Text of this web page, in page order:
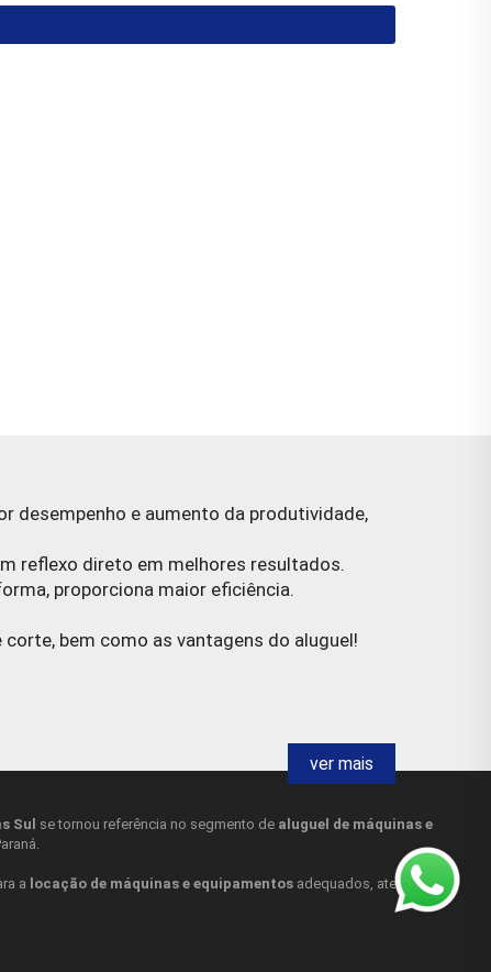
desempenho e aumento da produtividade,
reflexo direto em melhores resultados.
proporciona maior eficiência.
bem como as vantagens do aluguel!
também em iluminação, acender fogões e
ver mais
Sul se tornou referência no segmento de aluguel de máquinas e
a locação de máquinas e equipamentos adequados, atendendo a